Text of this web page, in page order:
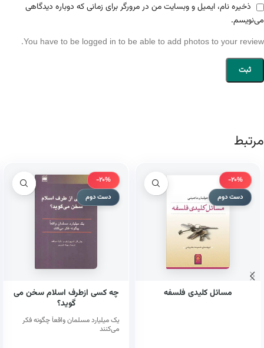
ذخیره نام، ایمیل و وبسایت من در مرورگر برای زمانی که دوباره دیدگاهی
می‌نویسم.
You have to be logged in to be able to add photos to your review.
مرتبط
-20%
دست دوم
مسائل کلیدی فلسفه
-20%
دست دوم
چه کسی ازطرف اسلام سخن می
گوید؟
یک میلیارد مسلمان واقعاً چگونه فکر
می‌کنند